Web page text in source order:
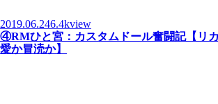
2019.06.246.4kview
④RMひと宮：カスタムドール奮闘記【リ
愛か冒涜か】